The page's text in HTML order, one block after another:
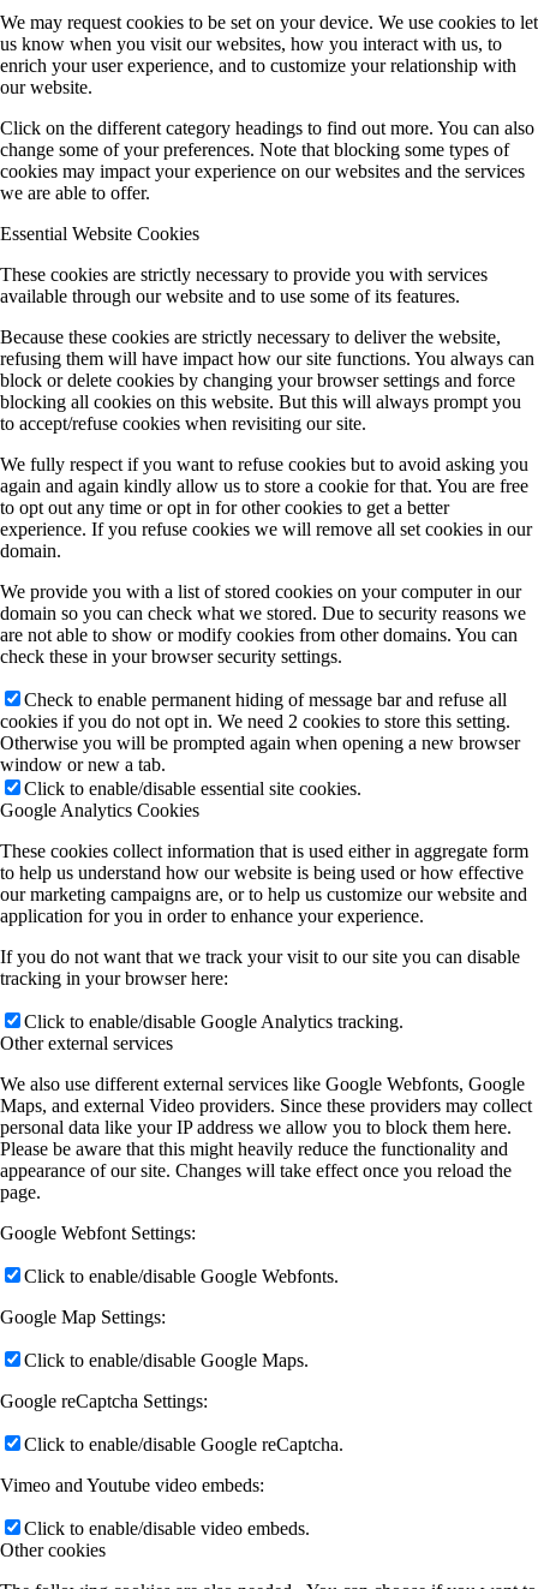
We may request cookies to be set on your device. We use cookies to let
us know when you visit our websites, how you interact with us, to
enrich your user experience, and to customize your relationship with
our website.
Click on the different category headings to find out more. You can also
change some of your preferences. Note that blocking some types of
cookies may impact your experience on our websites and the services
we are able to offer.
Essential Website Cookies
These cookies are strictly necessary to provide you with services
available through our website and to use some of its features.
Because these cookies are strictly necessary to deliver the website,
refusing them will have impact how our site functions. You always can
block or delete cookies by changing your browser settings and force
blocking all cookies on this website. But this will always prompt you
to accept/refuse cookies when revisiting our site.
We fully respect if you want to refuse cookies but to avoid asking you
again and again kindly allow us to store a cookie for that. You are free
to opt out any time or opt in for other cookies to get a better
experience. If you refuse cookies we will remove all set cookies in our
domain.
We provide you with a list of stored cookies on your computer in our
domain so you can check what we stored. Due to security reasons we
are not able to show or modify cookies from other domains. You can
check these in your browser security settings.
Check to enable permanent hiding of message bar and refuse all
cookies if you do not opt in. We need 2 cookies to store this setting.
Otherwise you will be prompted again when opening a new browser
window or new a tab.
Click to enable/disable essential site cookies.
Google Analytics Cookies
These cookies collect information that is used either in aggregate form
to help us understand how our website is being used or how effective
our marketing campaigns are, or to help us customize our website and
application for you in order to enhance your experience.
If you do not want that we track your visit to our site you can disable
tracking in your browser here:
Click to enable/disable Google Analytics tracking.
Other external services
We also use different external services like Google Webfonts, Google
Maps, and external Video providers. Since these providers may collect
personal data like your IP address we allow you to block them here.
Please be aware that this might heavily reduce the functionality and
appearance of our site. Changes will take effect once you reload the
page.
Google Webfont Settings:
Click to enable/disable Google Webfonts.
Google Map Settings:
Click to enable/disable Google Maps.
Google reCaptcha Settings:
Click to enable/disable Google reCaptcha.
Vimeo and Youtube video embeds:
Click to enable/disable video embeds.
Other cookies